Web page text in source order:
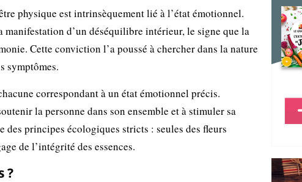
physique est intrinsèquement lié à l’état émotionnel.
d’un déséquilibre intérieur, le signe que la
Cette conviction l’a poussé à chercher dans la nature
symptômes.
correspondant à un état émotionnel précis.
la personne dans son ensemble et à stimuler sa
principes écologiques stricts : seules des fleurs
de l’intégrité des essences.
?